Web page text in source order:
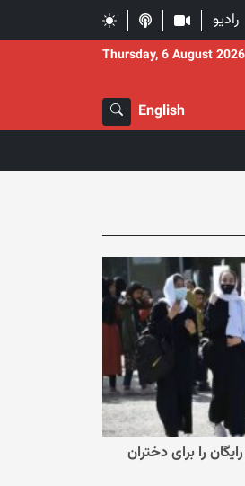
رادیو
Thursday, 6 August 2026
English
را برای دختران